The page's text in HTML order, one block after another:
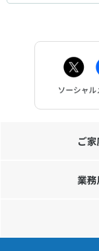
ご
業